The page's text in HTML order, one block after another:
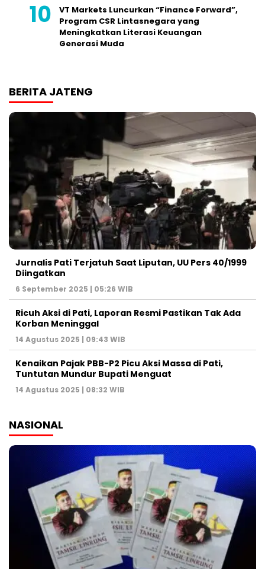
VT Markets Luncurkan “Finance Forward”,
Program CSR Lintasnegara yang
Meningkatkan Literasi Keuangan
Generasi Muda
BERITA JATENG
Jurnalis Pati Terjatuh Saat Liputan, UU Pers 40/1999
Diingatkan
6 September 2025 | 05:26 WIB
Ricuh Aksi di Pati, Laporan Resmi Pastikan Tak Ada
Korban Meninggal
14 Agustus 2025 | 09:43 WIB
Kenaikan Pajak PBB-P2 Picu Aksi Massa di Pati,
Tuntutan Mundur Bupati Menguat
14 Agustus 2025 | 08:32 WIB
NASIONAL